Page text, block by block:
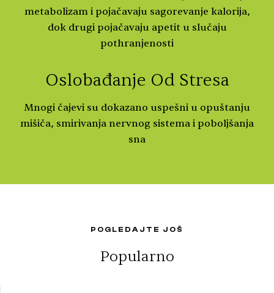
metabolizam i pojačavaju sagorevanje kalorija,
dok drugi pojačavaju apetit u slučaju
pothranjenosti
Oslobađanje Od Stresa
Mnogi čajevi su dokazano uspešni u opuštanju
mišiča, smirivanja nervnog sistema i poboljšanja
sna
POGLEDAJTE JOŠ
Popularno